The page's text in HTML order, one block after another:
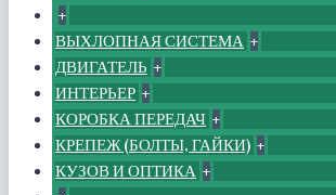
+
ВЫХЛОПНАЯ СИСТЕМА +
ДВИГАТЕЛЬ +
ИНТЕРЬЕР +
КОРОБКА ПЕРЕДАЧ +
КРЕПЕЖ (БОЛТЫ, ГАЙКИ) +
КУЗОВ И ОПТИКА +